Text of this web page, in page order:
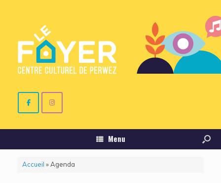
Menu
Accueil »Agenda